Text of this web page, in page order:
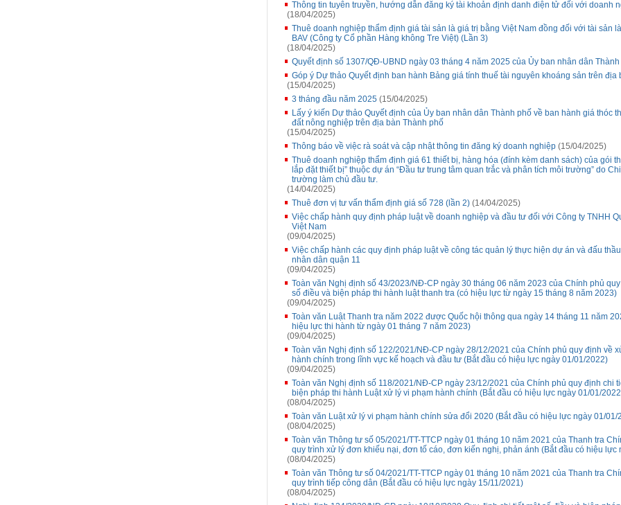
Thông tin tuyên truyền, hướng dẫn đăng ký tài khoản định danh điện tử đối với doanh
(18/04/2025)
Thuê doanh nghiệp thẩm định giá tài sản là giá trị bằng Việt Nam đồng đối với tài sản là
BAV (Công ty Cổ phần Hàng không Tre Việt) (Lần 3)
(18/04/2025)
Quyết định số 1307/QĐ-UBND ngày 03 tháng 4 năm 2025 của Ủy ban nhân dân
Góp ý Dự thảo Quyết định ban hành Bảng giá tính thuế tài nguyên khoáng sản trên địa
(15/04/2025)
3 tháng đầu năm 2025 (15/04/2025)
Lấy ý kiến Dự thảo Quyết định của Ủy ban nhân dân Thành phố về ban hành giá thóc
đất nông nghiệp trên địa bàn Thành phố
(15/04/2025)
Thông báo về việc rà soát và cập nhật thông tin đăng ký doanh nghiệp (15/04/2025)
Thuê doanh nghiệp thẩm định giá 61 thiết bị, hàng hóa (đính kèm danh sách) của gói
lắp đặt thiết bị” thuộc dự án “Đầu tư trung tâm quan trắc và phân tích môi trường” do Chi
trường làm chủ đầu tư.
(14/04/2025)
Thuê đơn vị tư vấn thẩm định giá số 728 (lần 2) (14/04/2025)
Việc chấp hành quy định pháp luật về doanh nghiệp và đầu tư đối với Công ty TNHH
Việt Nam
(09/04/2025)
Việc chấp hành các quy định pháp luật về công tác quản lý thực hiện dự án và đấu thầu
nhân dân quận 11
(09/04/2025)
Toàn văn Nghị định số 43/2023/NĐ-CP ngày 30 tháng 06 năm 2023 của Chính phủ quy
số điều và biện pháp thi hành luật thanh tra (có hiệu lực từ ngày 15 tháng 8 năm 2023)
(09/04/2025)
Toàn văn Luật Thanh tra năm 2022 được Quốc hội thông qua ngày 14 tháng 11 năm
hiệu lực thi hành từ ngày 01 tháng 7 năm 2023)
(09/04/2025)
Toàn văn Nghị định số 122/2021/NĐ-CP ngày 28/12/2021 của Chính phủ quy định về
hành chính trong lĩnh vực kế hoạch và đầu tư (Bắt đầu có hiệu lực ngày 01/01/2022)
(09/04/2025)
Toàn văn Nghị định số 118/2021/NĐ-CP ngày 23/12/2021 của Chính phủ quy định chi
biện pháp thi hành Luật xử lý vi phạm hành chính (Bắt đầu có hiệu lực ngày 01/01/
(08/04/2025)
Toàn văn Luật xử lý vi phạm hành chính sửa đổi 2020 (Bắt đầu có hiệu lực ngày 01/01/
(08/04/2025)
Toàn văn Thông tư số 05/2021/TT-TTCP ngày 01 tháng 10 năm 2021 của Thanh tra
quy trình xử lý đơn khiếu nại, đơn tố cáo, đơn kiến nghị, phản ánh (Bắt đầu có hiệu lực
(08/04/2025)
Toàn văn Thông tư số 04/2021/TT-TTCP ngày 01 tháng 10 năm 2021 của Thanh tra
quy trình tiếp công dân (Bắt đầu có hiệu lực ngày 15/11/2021)
(08/04/2025)